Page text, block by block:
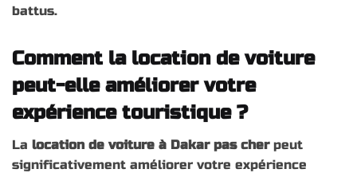
battus.
Comment la location de voiture
peut-elle améliorer votre
expérience touristique ?
La location de voiture à Dakar pas cherpeut
significativement améliorer votre expérience